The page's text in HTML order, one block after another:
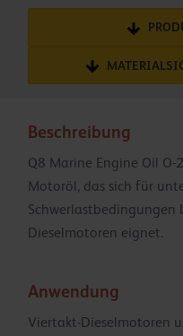
Beschreibung
Q8 Marine Engine Oil
Motoröl, das sich für
Schwerlastbedingungen
Dieselmotoren eignet.
Anwendung
Viertakt-Dieselmotoren